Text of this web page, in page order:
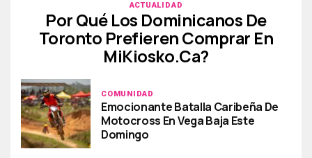
ACTUALIDAD
Por Qué Los Dominicanos De
Toronto Prefieren Comprar En
MiKiosko.ca?
COMUNIDAD
Emocionante Batalla Caribeña De
Motocross En Vega Baja Este
Domingo